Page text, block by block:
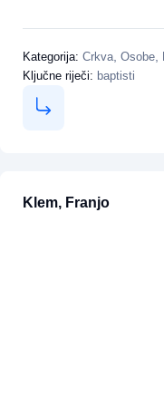
Kategorija: Crkva Osobe
Ključne riječi: baptisti
Klem, Franjo